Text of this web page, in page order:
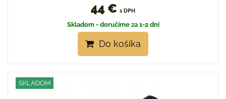
44 € s DPH
Skladom - doručíme za 1-2 dni
Do košíka
SKLADOM